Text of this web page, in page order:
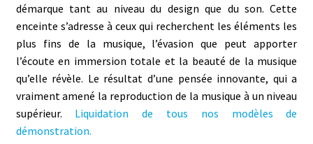
démarque tant au niveau du design que du son. Cette
enceinte s’adresse à ceux qui recherchent les éléments les
plus fins de la musique, l’évasion que peut apporter
l’écoute en immersion totale et la beauté de la musique
qu’elle révèle. Le résultat d’une pensée innovante, qui a
vraiment amené la reproduction de la musique à un niveau
supérieur. Liquidation de tous nos modèles de
démonstration.